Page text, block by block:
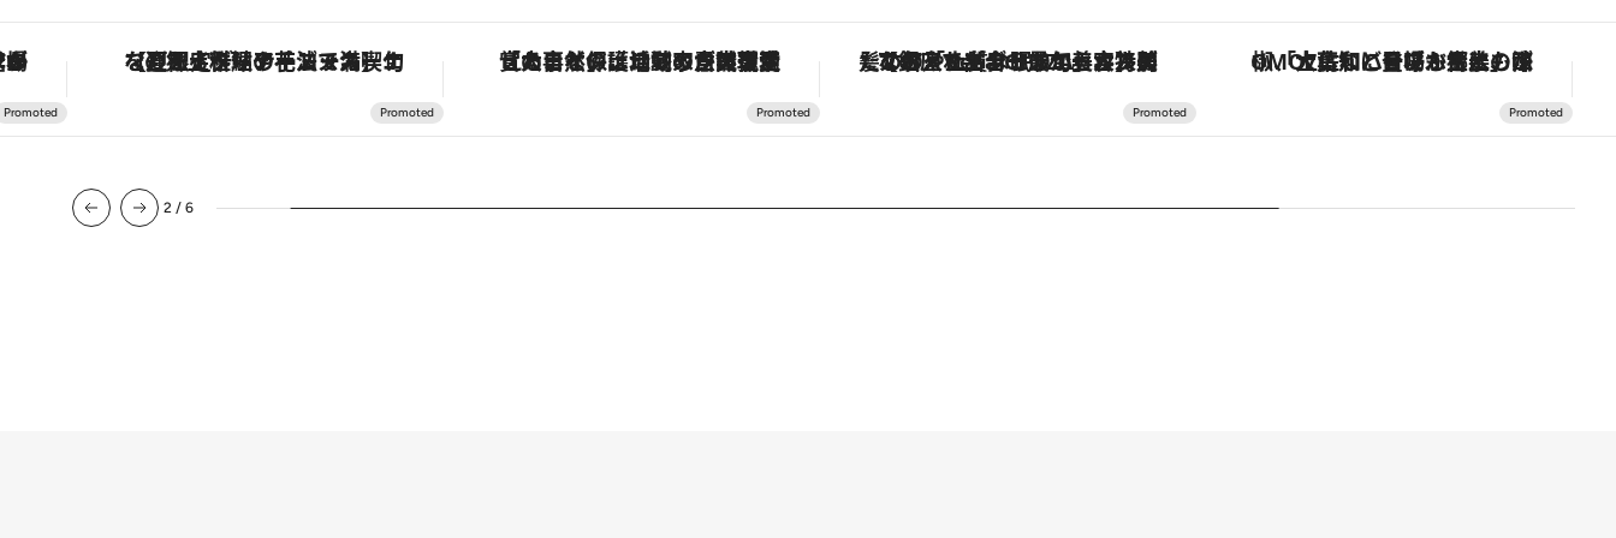
」。旅愛好家のお気に入りコレクションから、ジェンダーレスな新作が登場 【夏限定ディナーコース】旬を迎える稚鮎や花ズッキーニなどをイタリア・トスカーナの郷土料理の手法で満喫！ 「大事なのは地域の意識を変えること」。ロレックス賞受賞の自然保護活動家が実現させたナイジェリアの自然環境の復活 【銀座で出合う最旬美容】美髪ケアや上質な眠り…セルフケアのアップデートから、特別な名入れギフトまで。大人のための「ReFa GINZA」クルーズ 「土佐和ハーブかき氷」がOMO7高知に登場！生姜、山椒、大葉など目にも舌にも涼を呼ぶ郷土の味
2 / 6